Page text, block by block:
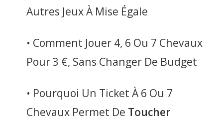
Autres Jeux À Mise Égale
• Comment Jouer 4, 6 Ou 7 Chevaux
Pour 3 €, Sans Changer De Budget
• Pourquoi Un Ticket À 6 Ou 7
Chevaux Permet De Toucher